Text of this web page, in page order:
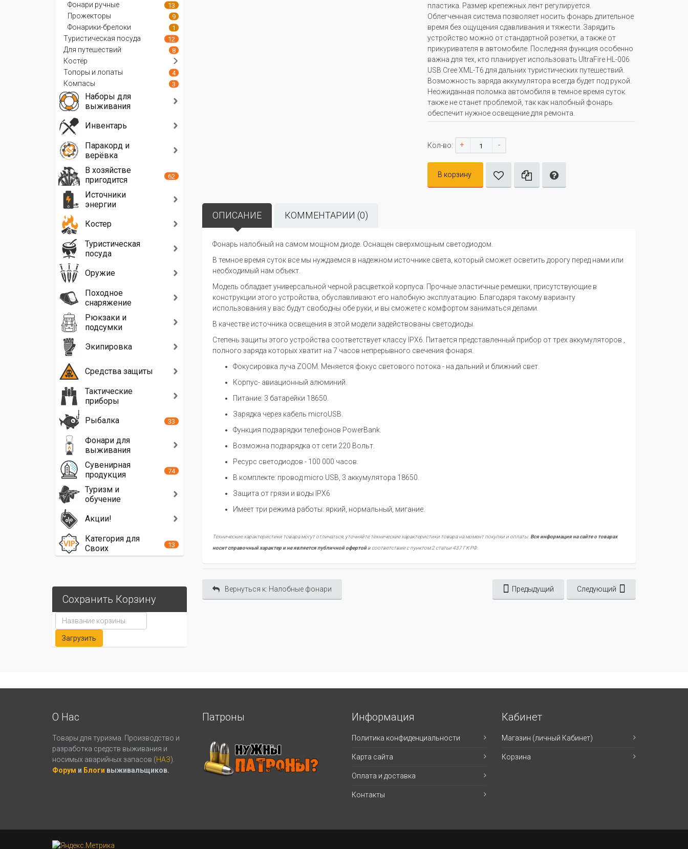
пластика. Размер крепежных лент регулируется.
Облегченная система позволяет носить фонарь длительное
время без ощущения сдавливания и тяжести. Зарядить
устройство можно от стандартной розетки, а также от
прикуривателя в автомобиле. Последняя функция особенно
важна для тех, кто планирует использовать UltraFire HL-006
USB Cree XML-T6 для дальних туристических путешествий.
Возможность заряда аккумулятора всегда будет под рукой.
Неожиданная поломка автомобиля в темное время суток
также не станет проблемой, так как налобный фонарь
обеспечит нужное освещение для ремонта.
Кол-во: + -
В корзину
ОПИСАНИЕ КОММЕНТАРИИ (0)
Фонарь налобный на самом мощном диоде. Оснащен сверхмощным светодиодом.
В темное время суток все мы нуждаемся в надежном источнике света, который сможет осветить дорогу перед нами или
необходимый нам объект.
Модель обладает универсальной черной расцветкой корпуса. Прочные эластичные ремешки, присутствующие в
конструкции этого устройства, обуславливают его налобную эксплуатацию. Благодаря такому варианту
использования у вас будут свободны обе руки, и вы сможете с комфортом заниматься делами.
В качестве источника освещения в этой модели задействованы светодиоды.
Степень защиты этого устройства соответствует классу IPX6. Питается представленный прибор от трех аккумуляторов ,
полного заряда которых хватит на 7 часов непрерывного свечения фонаря.
Фокусировка луча ZOOM. Меняется фокус светового потока - на дальний и ближний свет.
Корпус- авиационный алюминий.
Питание: 3 батарейки 18650.
Зарядка через кабель microUSB.
Функция подзарядки телефонов PowerBank.
Возможна подзарядка от сети 220 Вольт.
Ресурс светодиодов - 100 000 часов.
В комплекте: провод micro USB, 3 аккумулятора 18650.
Защита от грязи и воды IPX6
Имеет три режима работы: яркий, нормальный, мигание.
Технические характеристики товара могут отличаться, уточняйте технические характеристики товара на момент покупки и оплаты.Вся информация на сайте о товарах
носит справочный характер и не является публичной офертойв соответствии с пунктом 2 статьи 437 ГК РФ.
Вернуться к: Налобные фонари Предыдущий Следующий
Фонари ручные 13
Прожекторы 9
Фонарики-брелоки 1
Туристическая посуда 12
Для путешествий 8
Костёр
Топоры и лопаты
4
Компасы 3
Наборы для
выживания
Инвентарь
Паракорд и
верёвка
В хозяйстве
пригодится
62
Источники
энергии
Костер
Туристическая
посуда
Оружие
Походное
снаряжение
Рюкзаки и
подсумки
Экипировка
Средства защиты
Тактические
приборы
Рыбалка
33
Фонари для
выживания
Сувенирная
продукция
74
Туризм и
обучение
Акции!
Категория для
Своих
13
Сохранить Корзину
О Нас
Товары для туризма. Производство и
разработка средств выживания и
носимых аварийных запасов (НАЗ).
Форум и Блоги выживальщиков.
Патроны Информация
Политика конфиденциальности
Карта сайта
Оплата и доставка
Контакты
Кабинет
Магазин (личный Кабинет)
Корзина